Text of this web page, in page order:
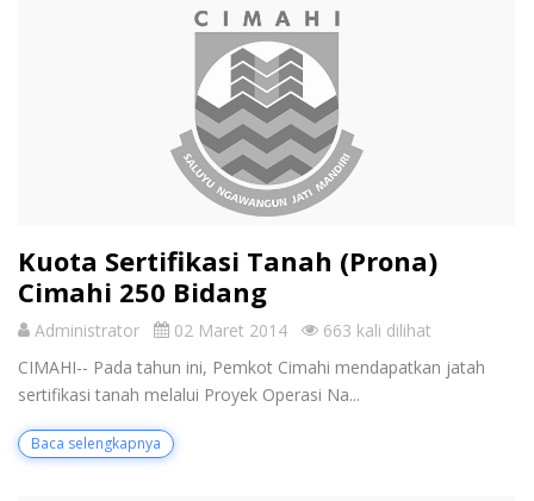
Kuota Sertifikasi Tanah (Prona)
Cimahi 250 Bidang
Administrator 02 Maret 2014
663 kali dilihat
CIMAHI-- Pada tahun ini, Pemkot Cimahi mendapatkan jatah
sertifikasi tanah melalui Proyek Operasi Na...
Baca selengkapnya